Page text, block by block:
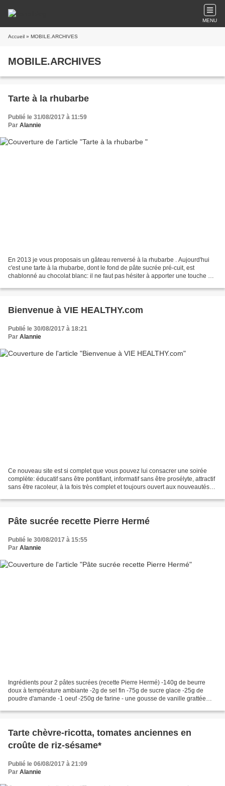
MENU
Accueil » MOBILE.ARCHIVES
MOBILE.ARCHIVES
Tarte à la rhubarbe
Publié le 31/08/2017 à 11:59
Par Alannie
En 2013 je vous proposais un gâteau renversé à la rhubarbe . Aujourd'hui
c'est une tarte à la rhubarbe, dont le fond de pâte sucrée pré-cuit, est
chablonné au chocolat blanc: il ne faut pas hésiter à apporter une touche de
Bienvenue à VIE HEALTHY.com
Publié le 30/08/2017 à 18:21
Par Alannie
Ce nouveau site est si complet que vous pouvez lui consacrer une soirée
complète: éducatif sans être pontifiant, informatif sans être prosélyte, attractif
sans être racoleur, à la fois très complet et toujours ouvert aux nouveautés
Pâte sucrée recette Pierre Hermé
Publié le 30/08/2017 à 15:55
Par Alannie
Ingrédients pour 2 pâtes sucrées (recette Pierre Hermé) -140g de beurre
doux à température ambiante -2g de sel fin -75g de sucre glace -25g de
poudre d'amande -1 oeuf -250g de farine - une gousse de vanille grattée
Tarte chèvre-ricotta, tomates anciennes en
croûte de riz-sésame*
Publié le 06/08/2017 à 21:09
Par Alannie